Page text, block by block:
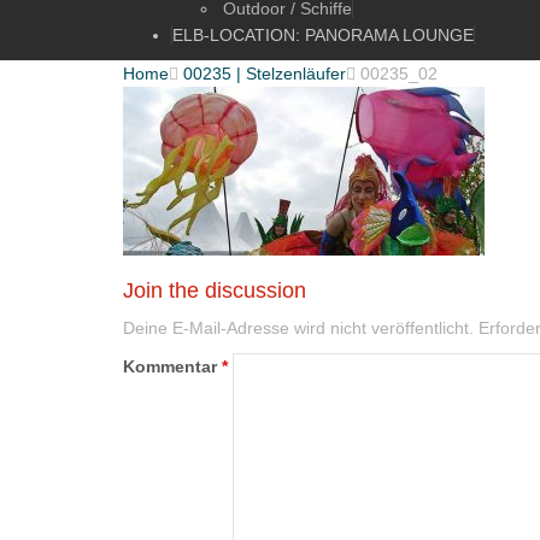
Outdoor / Schiffe
ELB-LOCATION: PANORAMA LOUNGE
Home 00235 | Stelzenläufer 00235_02
Join the discussion
Deine E-Mail-Adresse wird nicht veröffentlicht.
Kommentar*